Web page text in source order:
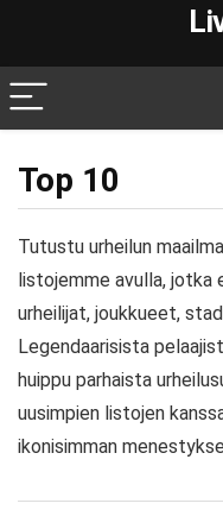
Top 10
Tutustu urheilun
listojemme avulla, jotka
urheilijat, joukkueet,
Legendaarisista
huippu parhaista
uusimpien listojen
ikonisimman